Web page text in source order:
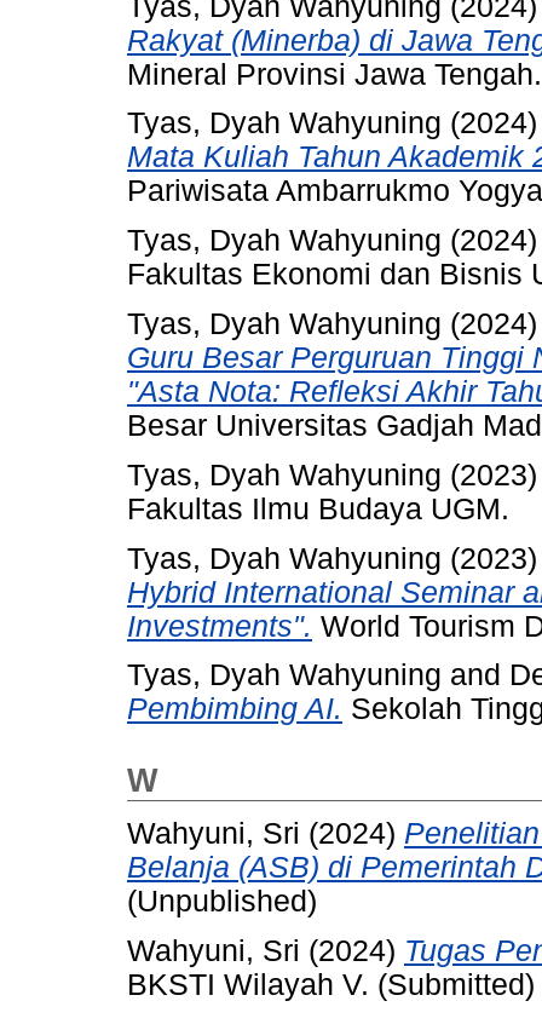
Rakyat (Minerba) di Jawa
Mineral Provinsi Jawa
Tyas, Dyah Wahyuning
Mata Kuliah Tahun Akademik
Pariwisata Ambarrukmo
Tyas, Dyah Wahyuning
Fakultas Ekonomi dan Bisnis
Tyas, Dyah Wahyuning
Guru Besar Perguruan Tinggi
"Asta Nota: Refleksi Akhir
Besar Universitas Gadjah
Tyas, Dyah Wahyuning
Fakultas Ilmu Budaya UGM.
Tyas, Dyah Wahyuning
Hybrid International Seminar
Investments". World Tourism
Tyas, Dyah Wahyuning and
Pembimbing AI. Sekolah
W
Wahyuni, Sri (2024)
Belanja (ASB) di Pemerintah
(Unpublished)
Wahyuni, Sri (2024) Tugas
BKSTI Wilayah V. (Submitted)